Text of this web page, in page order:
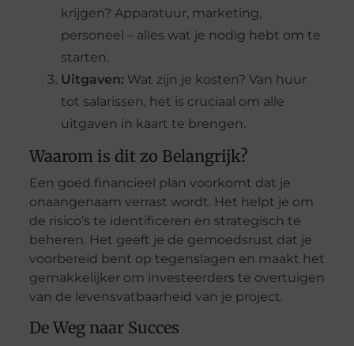
krijgen? Apparatuur, marketing,
personeel – alles wat je nodig hebt om te
starten.
Uitgaven: Wat zijn je kosten? Van huur
tot salarissen, het is cruciaal om alle
uitgaven in kaart te brengen.
Waarom is dit zo Belangrijk?
Een goed financieel plan voorkomt dat je
onaangenaam verrast wordt. Het helpt je om
de risico’s te identificeren en strategisch te
beheren. Het geeft je de gemoedsrust dat je
voorbereid bent op tegenslagen en maakt het
gemakkelijker om investeerders te overtuigen
van de levensvatbaarheid van je project.
De Weg naar Succes